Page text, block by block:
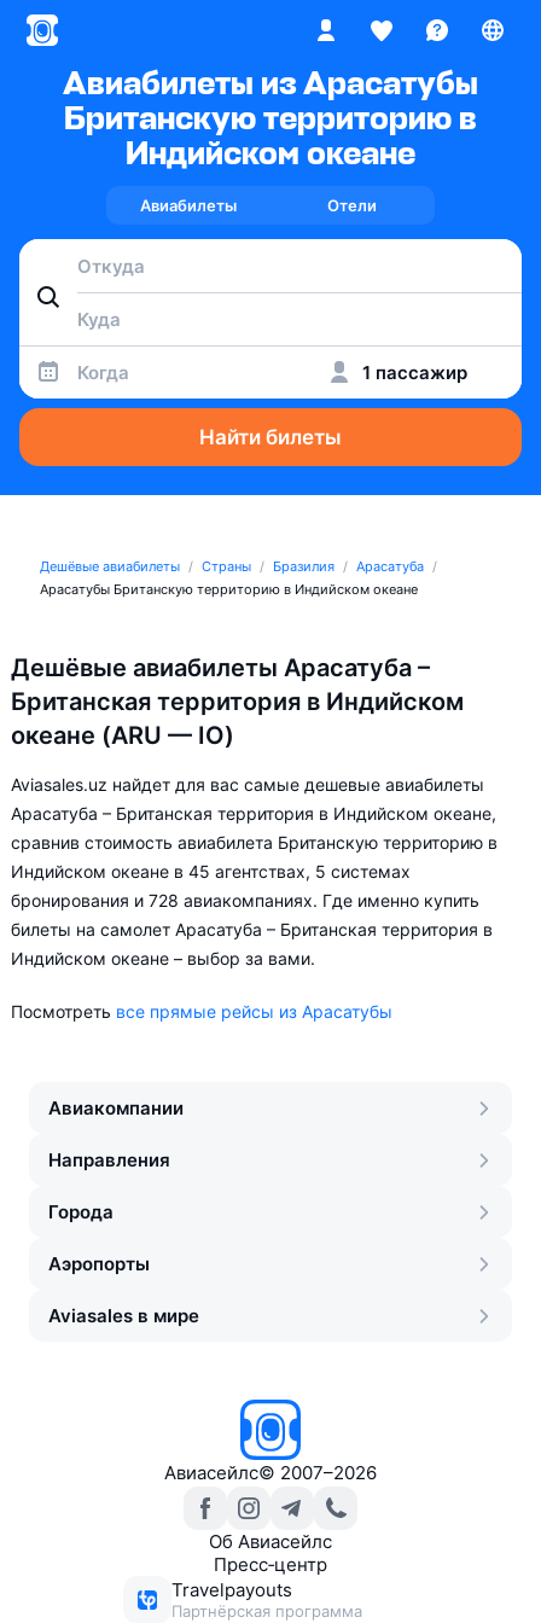
Авиабилеты из Арасатубы
Британскую территорию в
Индийском океане
Авиабилеты Отели
Когда 1 пассажир
Найти билеты
Дешёвые авиабилеты Страны Бразилия
Арасатуба
Арасатубы Британскую территорию в Индийском океане
Дешёвые авиабилеты Арасатуба –
Британская территория в Индийском
океане (ARU — IO)
Aviasales.uz найдет для вас самые дешевые авиабилеты
Арасатуба – Британская территория в Индийском океане,
сравнив стоимость авиабилета Британскую территорию в
Индийском океане в 45 агентствах, 5 системах
бронирования и 728 авиакомпаниях. Где именно купить
билеты на самолет Арасатуба – Британская территория в
Индийском океане – выбор за вами.
Посмотреть все прямые рейсы из Арасатубы
Авиакомпании
Направления
Города
Аэропорты
Aviasales в мире
Авиасейлс© 2007–2026
Об Авиасейлс
Пресс‑центр
Travelpayouts
Партнёрская программа